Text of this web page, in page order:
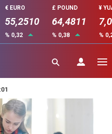
€ EURO
55,2510
% 0,32
£ POUND
64,4811
% 0,38
¥
%
Belgesi